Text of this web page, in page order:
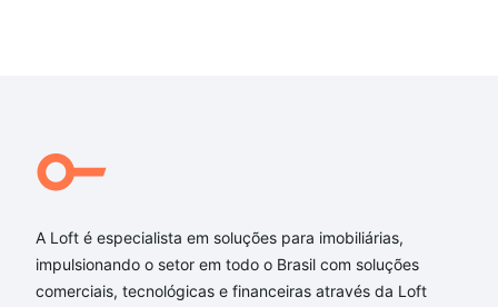
A Loft é especialista em soluções para imobiliárias,
impulsionando o setor em todo o Brasil com soluções
comerciais, tecnológicas e financeiras através da Loft